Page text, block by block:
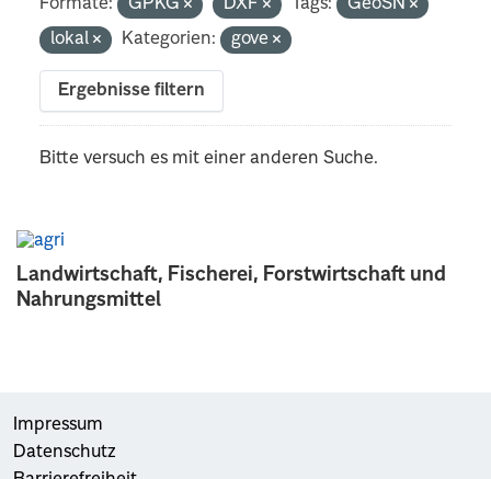
Landwirtschaft, Fischerei, Forstwirtschaft und
Nahrungsmittel
Formate: GPKG DXF Tags:
GeoSN
lokal
Kategorien: gove
Ergebnisse filtern
Bitte versuch es mit einer anderen Suche.
Impressum
Datenschutz